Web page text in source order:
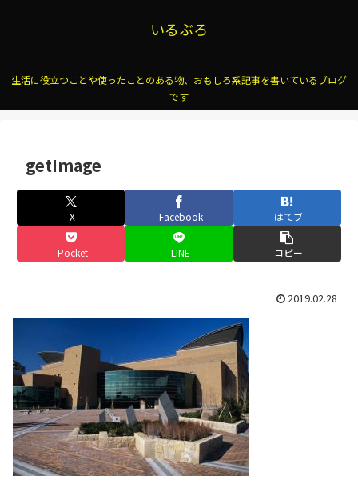
いるぶろ
生活に役立つことや使ったことのある物、おもしろ系記事を書いているブログ
です
getImage
X Facebook はてブ
Pocket LINE コピー
2019.02.28